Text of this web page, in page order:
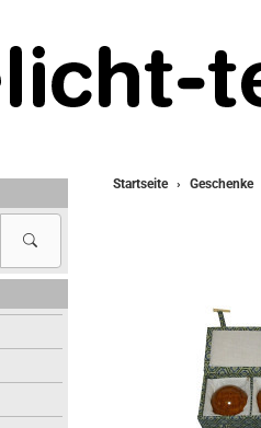
Startseite
Geschenke